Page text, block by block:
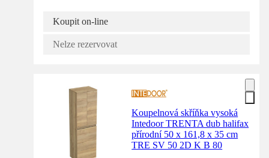
Koupit on-line
Nelze rezervovat
Koupelnová skříňka vysoká
Intedoor TRENTA dub halifax
přírodní 50 x 161,8 x 35 cm
TRE SV 50 2D K B 80